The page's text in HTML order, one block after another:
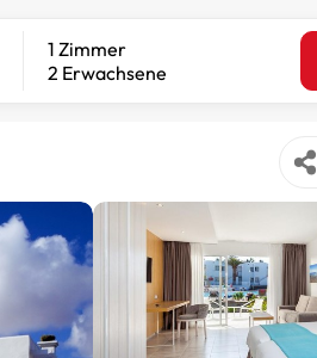
1 Zimmer
2 Erwachsene